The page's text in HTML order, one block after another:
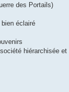
des Portails)
éclairé
hiérarchisée